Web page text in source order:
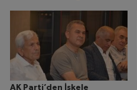
AK Parti’den İskele